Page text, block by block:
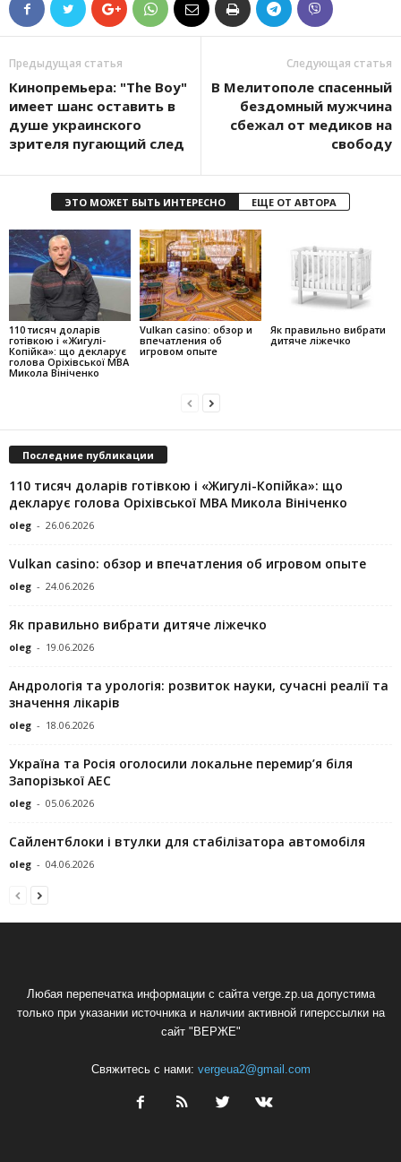
Предыдущая статья
Кинопремьера: "The Boy"
имеет шанс оставить в
душе украинского
зрителя пугающий след
Следующая статья
В Мелитополе спасенный
бездомный мужчина
сбежал от медиков на
свободу
ЭТО МОЖЕТ БЫТЬ ИНТЕРЕСНО ЕЩЕ ОТ АВТОРА
110 тисяч доларів
готівкою і «Жигулі-
Копійка»: що декларує
голова Оріхівської МВА
Микола Вініченко
Vulkan casino: обзор и
впечатления об
игровом опыте
Як правильно вибрати
дитяче ліжечко
Последние публикации
110 тисяч доларів готівкою і «Жигулі-Копійка»: що
декларує голова Оріхівської МВА Микола Вініченко
oleg - 26.06.2026
Vulkan casino: обзор и впечатления об игровом опыте
oleg - 24.06.2026
Як правильно вибрати дитяче ліжечко
oleg - 19.06.2026
Андрологія та урологія: розвиток науки, сучасні реалії та
значення лікарів
oleg - 18.06.2026
Україна та Росія оголосили локальне перемир’я біля
Запорізької АЕС
oleg - 05.06.2026
Сайлентблоки і втулки для стабілізатора автомобіля
oleg - 04.06.2026
Любая перепечатка информации с сайта verge.zp.ua допустима
только при указании источника и наличии активной гиперссылки на
сайт "ВЕРЖЕ"
Свяжитесь с нами: vergeua2@gmail.com